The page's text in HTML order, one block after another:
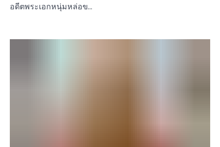
อดีตพระเอกหนุ่มหล่อข…